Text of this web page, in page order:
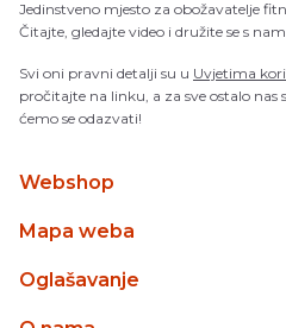
Jedinstveno mjesto za obožavatelje
Čitajte, gledajte video i družite se s
Svi oni pravni detalji su u Uvjetima
pročitajte na linku, a za sve ostalo nas
ćemo se odazvati!
Webshop
Mapa weba
Oglašavanje